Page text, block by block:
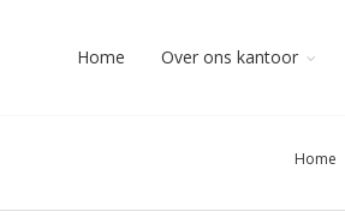
Home Over ons kantoor
Home